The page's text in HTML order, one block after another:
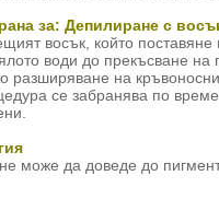
за: Депилиране с
восък, който поставяне
води до прекъсване на
разширяване на
се забранява по
може да доведе до